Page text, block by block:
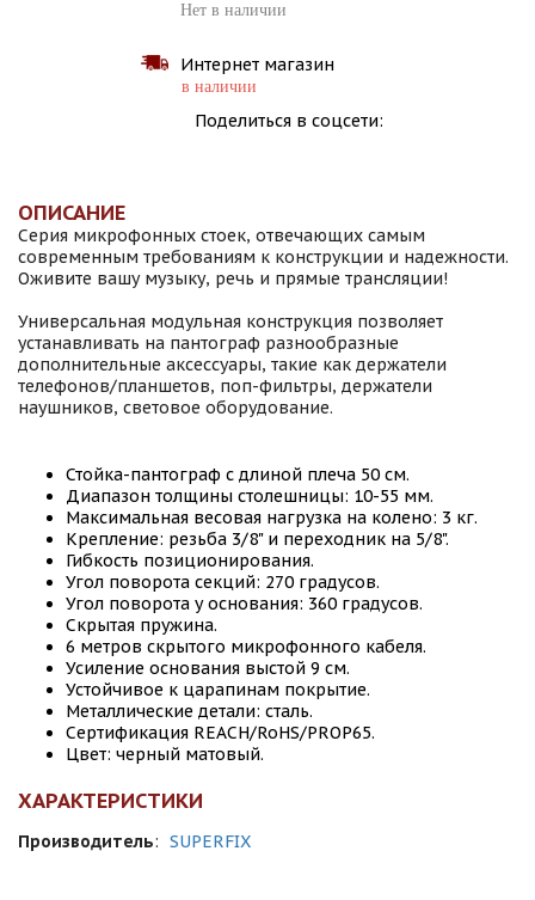
Нет в наличии
Интернет магазин
в наличии
Поделиться в соцсети:
ОПИСАНИЕ
Серия микрофонных стоек, отвечающих самым
современным требованиям к конструкции и надежности.
Оживите вашу музыку, речь и прямые трансляции!
Универсальная модульная конструкция позволяет
устанавливать на пантограф разнообразные
дополнительные аксессуары, такие как держатели
телефонов/планшетов, поп-фильтры, держатели
наушников, световое оборудование.
Стойка-пантограф с длиной плеча 50 см.
Диапазон толщины столешницы: 10-55 мм.
Максимальная весовая нагрузка на колено: 3 кг.
Крепление: резьба 3/8" и переходник на 5/8".
Гибкость позиционирования.
Угол поворота секций: 270 градусов.
Угол поворота у основания: 360 градусов.
Скрытая пружина.
6 метров скрытого микрофонного кабеля.
Усиление основания выстой 9 см.
Устойчивое к царапинам покрытие.
Металлические детали: сталь.
Сертификация REACH/RoHS/PROP65.
Цвет: черный матовый.
ХАРАКТЕРИСТИКИ
Производитель: SUPERFIX